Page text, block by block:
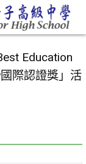
Education
際認證獎」活